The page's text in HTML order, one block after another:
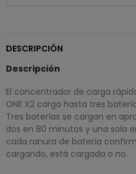
DESCRIPCIÓN
Descripción
El concentrador de carga
ONE X2 carga hasta tres
Tres baterías se cargan en
dos en 80 minutos y una sola
cada ranura de batería
cargando, está cargada o no.